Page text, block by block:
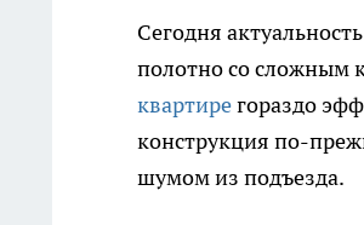
Сегодня
полотно со сложным
квартирегораздо
конструкция по-
шумом из подъезда.